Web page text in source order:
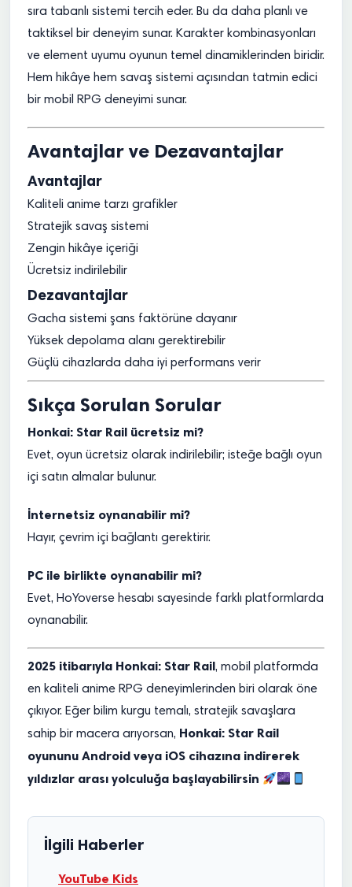
sıra tabanlı sistemi tercih eder. Bu da daha planlı ve
taktiksel bir deneyim sunar. Karakter kombinasyonları
ve element uyumu oyunun temel dinamiklerinden biridir.
Hem hikâye hem savaş sistemi açısından tatmin edici
bir mobil RPG deneyimi sunar.
Avantajlar ve Dezavantajlar
Avantajlar
Kaliteli anime tarzı grafikler
Stratejik savaş sistemi
Zengin hikâye içeriği
Ücretsiz indirilebilir
Dezavantajlar
Gacha sistemi şans faktörüne dayanır
Yüksek depolama alanı gerektirebilir
Güçlü cihazlarda daha iyi performans verir
Sıkça Sorulan Sorular
Honkai: Star Rail ücretsiz mi?
Evet, oyun ücretsiz olarak indirilebilir; isteğe bağlı oyun
içi satın almalar bulunur.
İnternetsiz oynanabilir mi?
Hayır, çevrim içi bağlantı gerektirir.
PC ile birlikte oynanabilir mi?
Evet, HoYoverse hesabı sayesinde farklı platformlarda
oynanabilir.
2025 itibarıyla Honkai: Star Rail, mobil platformda
en kaliteli anime RPG deneyimlerinden biri olarak öne
çıkıyor. Eğer bilim kurgu temalı, stratejik savaşlara
sahip bir macera arıyorsan, Honkai: Star Rail
oyununu Android veya iOS cihazına indirerek
yıldızlar arası yolculuğa başlayabilirsin
İlgili Haberler
YouTube Kids